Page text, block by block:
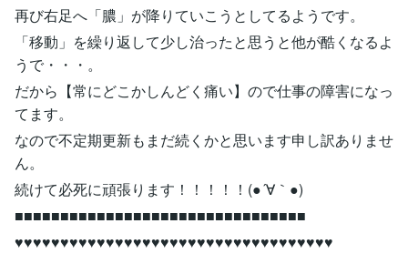
再び右足へ「膿」が降りていこうとしてるようです。
「移動」を繰り返して少し治ったと思うと他が酷くなるよ
うで・・・。
だから【常にどこかしんどく痛い】ので仕事の障害になっ
てます。
なので不定期更新もまだ続くかと思います申し訳ありませ
ん。
続けて必死に頑張ります！！！！！(●´∀｀●)
■■■■■■■■■■■■■■■■■■■■■■■■■■■■■■■■
♥♥♥♥♥♥♥♥♥♥♥♥♥♥♥♥♥♥♥♥♥♥♥♥♥♥♥♥♥♥♥♥♥♥♥